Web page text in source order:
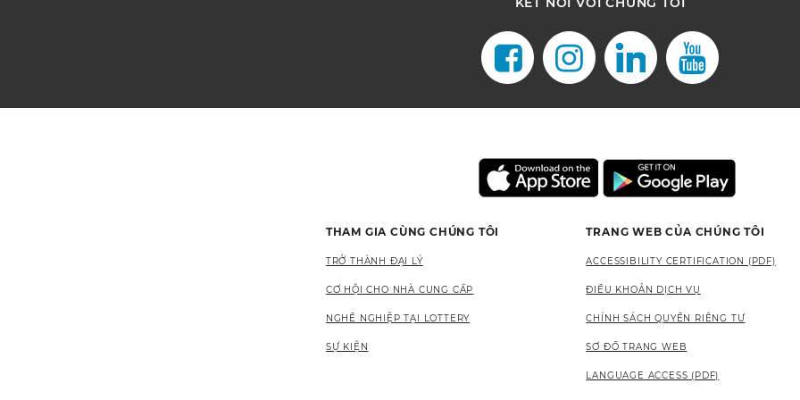
THAM GIA CÙNG CHÚNG TÔI
TRỞ THÀNH ĐẠI LÝ
CƠ HỘI CHO NHÀ CUNG CẤP
NGHỀ NGHIỆP TẠI LOTTERY
SỰ KIỆN
TRANG WEB CỦA CHÚNG TÔI
ACCESSIBILITY CERTIFICATION (PDF)
ĐIỀU KHOẢN DỊCH VỤ
CHÍNH SÁCH QUYỀN RIÊNG TƯ
SƠ ĐỒ TRANG WEB
LANGUAGE ACCESS (PDF)